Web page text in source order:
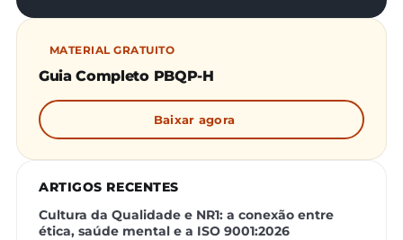
MATERIAL GRATUITO
Guia Completo PBQP-H
Baixar agora
ARTIGOS RECENTES
Cultura da Qualidade e NR1: a conexão entre
ética, saúde mental e a ISO 9001:2026